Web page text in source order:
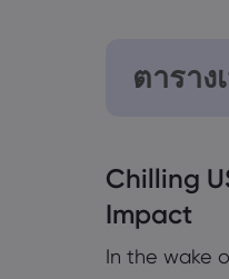
ตาราง
1.1 An
Chilling
Impact
In the wake